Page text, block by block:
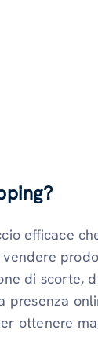
efficace
vendere
di scorte,
presenza
ottenere